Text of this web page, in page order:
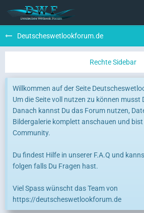
Deutscheswetlookforum.de
Willkommen auf der Seite
Um die Seite voll nutzen zu können musst
Danach kannst Du das Forum nutzen,
Bildergalerie komplett anschauen und bist
Community.
Du findest Hilfe in unserer F.A.Q und
folgen falls Du Fragen hast.
Viel Spass wünscht das Team von
https://deutscheswetlookforum.de